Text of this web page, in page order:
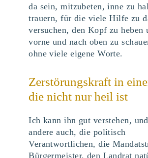
da sein, mitzubeten, inne zu
trauern, für die viele Hilfe zu
versuchen, den Kopf zu heben
vorne und nach oben zu
ohne viele eigene Worte.
Zerstörungskraft in
die nicht nur heil ist
Ich kann ihn gut verstehen,
andere auch, die politisch
Verantwortlichen, die
Bürgermeister, den Landrat